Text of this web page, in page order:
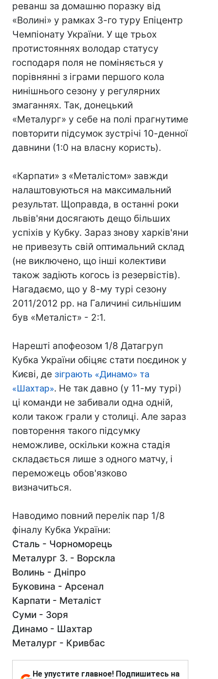
реванш за домашню поразку від
«Волині» у рамках 3-го туру Епіцентр
Чемпіонату України. У ще трьох
протистояннях володар статусу
господаря поля не поміняється у
порівнянні з іграми першого кола
нинішнього сезону у регулярних
змаганнях. Так, донецький
«Металург» у себе на полі прагнутиме
повторити підсумок зустрічі 10-денної
давнини (1:0 на власну користь).
«Карпати» з «Металістом» завжди
налаштовуються на максимальний
результат. Щоправда, в останні роки
львів'яни досягають дещо більших
успіхів у Кубку. Зараз знову харків'яни
не привезуть свій оптимальний склад
(не виключено, що інші колективи
також задіють когось із резервістів).
Нагадаємо, що у 8-му турі сезону
2011/2012 рр. на Галичині сильнішим
був «Металіст» - 2:1.
Нарешті апофеозом 1/8 Датагруп
Кубка України обіцяє стати поєдинок у
Києві, де зіграють «Динамо» та
«Шахтар». Не так давно (у 11-му турі)
ці команди не забивали одна одній,
коли також грали у столиці. Але зараз
повторення такого підсумку
неможливе, оскільки кожна стадія
складається лише з одного матчу, і
переможець обов'язково
визначиться.
Наводимо повний перелік пар 1/8
фіналу Кубка України:
Сталь - Чорноморець
Металург З. - Ворскла
Волинь - Дніпро
Буковина - Арсенал
Карпати - Металіст
Суми - Зоря
Динамо - Шахтар
Металург - Кривбас
Не упустите главное! Подпишитесь на